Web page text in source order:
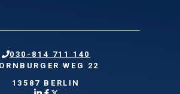
030-814 711 140
WEG 22
13587 BERLIN